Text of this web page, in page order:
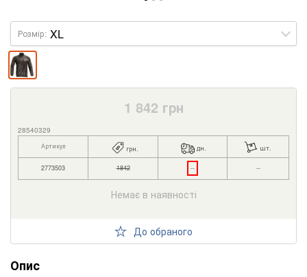
Розмір:
1 842 грн
28540329
Артикул грн. дн. шт.
2773503 1842 -- --
Немає в наявності
До обраного
Опис